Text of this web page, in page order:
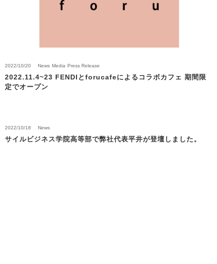
2022/10/20 News Media Press Release
2022.11.4~23 FENDIとforucafeによるコラボカフェ 期間限
定でオープン